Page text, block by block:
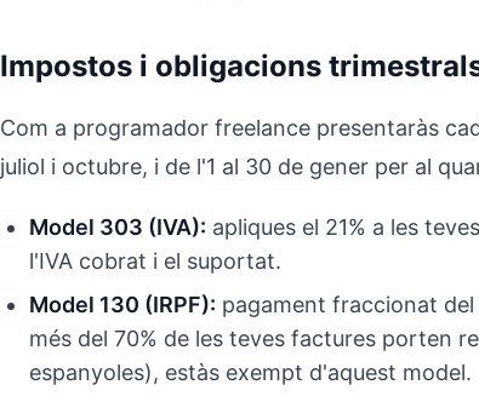
Impostos i obligacions
Com a programador freelance presentaràs
juliol i octubre, i de l'1 al 30 de gener per al
Model 303 (IVA): apliques el 21% a les
l'IVA cobrat i el suportat.
Model 130 (IRPF): pagament fraccionat
més del 70% de les teves factures porten
espanyoles), estàs exempt d'aquest model.